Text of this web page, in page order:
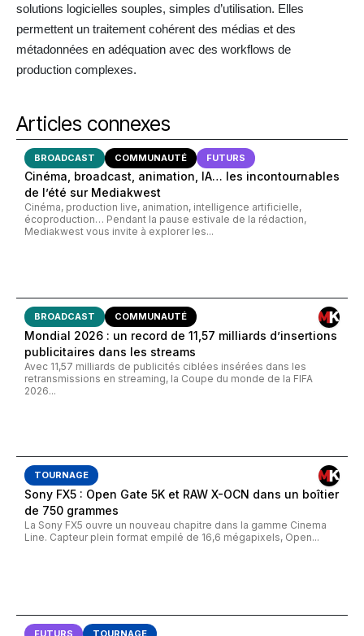
solutions logicielles souples, simples d’utilisation. Elles
permettent un traitement cohérent des médias et des
métadonnées en adéquation avec des workflows de
production complexes.
Articles connexes
BROADCAST COMMUNAUTÉ FUTURS
Cinéma, broadcast, animation, IA… les incontournables
de l’été sur Mediakwest
Cinéma, production live, animation, intelligence artificielle,
écoproduction… Pendant la pause estivale de la rédaction,
Mediakwest vous invite à explorer les...
BROADCAST COMMUNAUTÉ
Mondial 2026 : un record de 11,57 milliards d’insertions
publicitaires dans les streams
Avec 11,57 milliards de publicités ciblées insérées dans les
retransmissions en streaming, la Coupe du monde de la FIFA
2026...
TOURNAGE
Sony FX5 : Open Gate 5K et RAW X-OCN dans un boîtier
de 750 grammes
La Sony FX5 ouvre un nouveau chapitre dans la gamme Cinema
Line. Capteur plein format empilé de 16,6 mégapixels, Open...
FUTURS TOURNAGE